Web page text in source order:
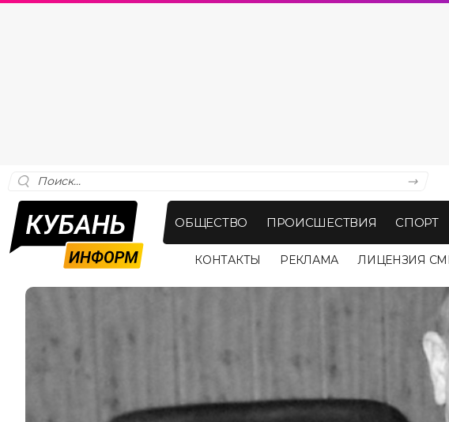
ОБЩЕСТВО ПРОИСШЕСТВИЯ СПОРТ
КОНТАКТЫ РЕКЛАМА ЛИЦЕНЗИЯ